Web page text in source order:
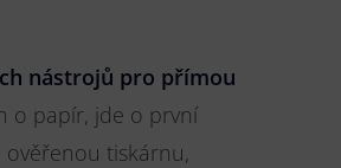
nástrojů pro přímou
o papír, jde o první
tiskárnu,